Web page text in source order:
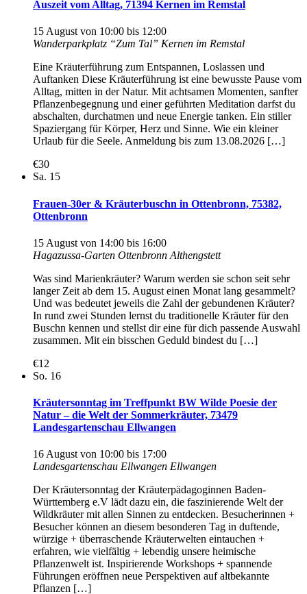
Auszeit vom Alltag, 71394 Kernen im Remstal
15 August von 10:00 bis 12:00
Wanderparkplatz “Zum Tal” Kernen im Remstal
Eine Kräuterführung zum Entspannen, Loslassen und
Auftanken Diese Kräuterführung ist eine bewusste Pause vom
Alltag, mitten in der Natur. Mit achtsamen Momenten, sanfter
Pflanzenbegegnung und einer geführten Meditation darfst du
abschalten, durchatmen und neue Energie tanken. Ein stiller
Spaziergang für Körper, Herz und Sinne. Wie ein kleiner
Urlaub für die Seele. Anmeldung bis zum 13.08.2026 […]
€30
Sa. 15
Frauen-30er & Kräuterbuschn in Ottenbronn, 75382,
Ottenbronn
15 August von 14:00 bis 16:00
Hagazussa-Garten Ottenbronn Althengstett
Was sind Marienkräuter? Warum werden sie schon seit sehr
langer Zeit ab dem 15. August einen Monat lang gesammelt?
Und was bedeutet jeweils die Zahl der gebundenen Kräuter?
In rund zwei Stunden lernst du traditionelle Kräuter für den
Buschn kennen und stellst dir eine für dich passende Auswahl
zusammen. Mit ein bisschen Geduld bindest du […]
€12
So. 16
Kräutersonntag im Treffpunkt BW Wilde Poesie der
Natur – die Welt der Sommerkräuter, 73479
Landesgartenschau Ellwangen
16 August von 10:00 bis 17:00
Landesgartenschau Ellwangen Ellwangen
Der Kräutersonntag der Kräuterpädagoginnen Baden-
Württemberg e.V lädt dazu ein, die faszinierende Welt der
Wildkräuter mit allen Sinnen zu entdecken. Besucherinnen +
Besucher können an diesem besonderen Tag in duftende,
würzige + überraschende Kräuterwelten eintauchen +
erfahren, wie vielfältig + lebendig unsere heimische
Pflanzenwelt ist. Inspirierende Workshops + spannende
Führungen eröffnen neue Perspektiven auf altbekannte
Pflanzen […]